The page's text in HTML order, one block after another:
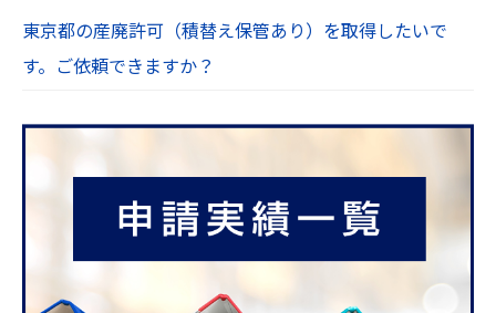
東京都の産廃許可（積替え保管あり）を取得したいで
す。ご依頼できますか？